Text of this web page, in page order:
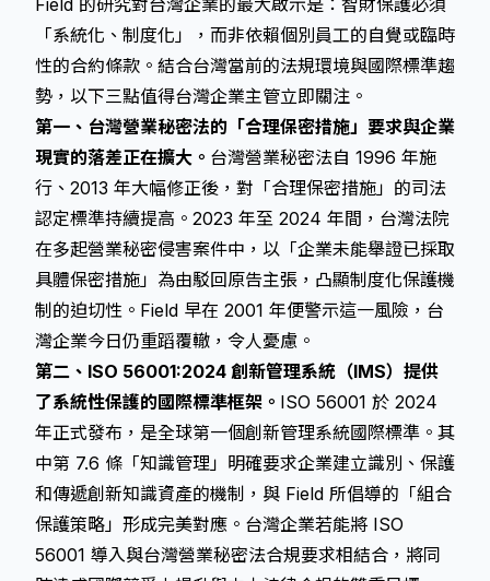
Field 的研究對台灣企業的最大啟示是：智財保護必須
「系統化、制度化」，而非依賴個別員工的自覺或臨時
性的合約條款。結合台灣當前的法規環境與國際標準趨
勢，以下三點值得台灣企業主管立即關注。
第一、台灣營業秘密法的「合理保密措施」要求與企業
現實的落差正在擴大。 台灣營業秘密法自 1996 年施
行、2013 年大幅修正後，對「合理保密措施」的司法
認定標準持續提高。2023 年至 2024 年間，台灣法院
在多起營業秘密侵害案件中，以「企業未能舉證已採取
具體保密措施」為由駁回原告主張，凸顯制度化保護機
制的迫切性。Field 早在 2001 年便警示這一風險，台
灣企業今日仍重蹈覆轍，令人憂慮。
第二、ISO 56001:2024 創新管理系統（IMS）提供
了系統性保護的國際標準框架。 ISO 56001 於 2024
年正式發布，是全球第一個創新管理系統國際標準。其
中第 7.6 條「知識管理」明確要求企業建立識別、保護
和傳遞創新知識資產的機制，與 Field 所倡導的「組合
保護策略」形成完美對應。台灣企業若能將 ISO
56001 導入與台灣營業秘密法合規要求相結合，將同